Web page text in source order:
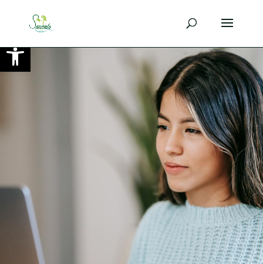
Ouvrir la barre d’outils